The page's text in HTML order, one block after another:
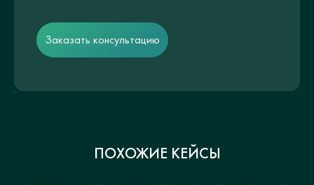
Заказать консультацию
ПОХОЖИЕ КЕЙСЫ